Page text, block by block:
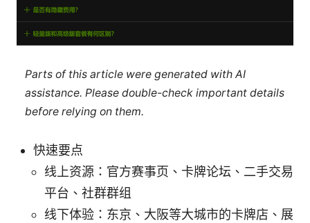
Parts of this article were generated with AI
assistance. Please double-check important details
before relying on them.
快速要点
线上资源：官方赛事页、卡牌论坛、二手交易
平台、社群群组
线下体验：东京、大阪等大城市的卡牌店、展